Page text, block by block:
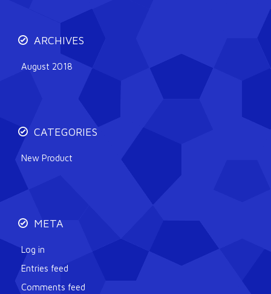
ARCHIVES
August 2018
CATEGORIES
New Product
META
Log in
Entries feed
Comments feed